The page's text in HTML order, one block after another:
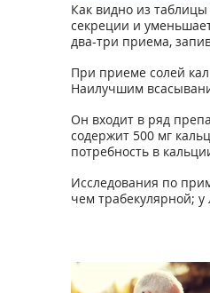
Как видно из
секреции и
два-три приема,
При приеме солей
Наилучшим
Он входит в ряд
содержит 500 мг
потребность в
Исследования по
чем трабекулярной;